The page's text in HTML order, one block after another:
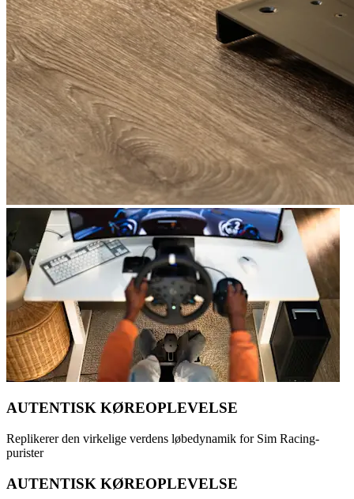
AUTENTISK KØREOPLEVELSE
Replikerer den virkelige verdens løbedynamik for Sim Racing-
purister
AUTENTISK KØREOPLEVELSE